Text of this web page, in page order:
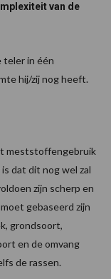
van de
teler in één
hij/zij nog heeft.
meststoffengebruik
dat dit nog wel zal
zijn scherp en
gebaseerd zijn
grondsoort,
en de omvang
de rassen.